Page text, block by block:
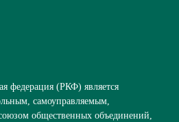
федерация (РКФ) является
самоуправляемым,
общественных объединений,